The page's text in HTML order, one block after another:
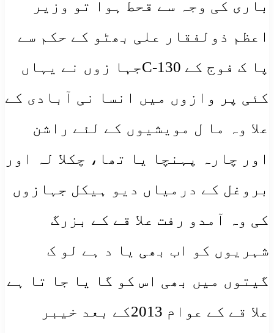
باری کی وجہ سے قحط ہوا تو وزیر
اعظم ذولفقار علی بھٹو کے حکم سے
پا ک فوج کے C-130جہا زوں نے یہاں
کئی پر وازوں میں انسا نی آبادی کے
علا وہ ما ل مویشیوں کے لئے راشن
اور چارہ پہنچا یا تھا، چکلا لہ اور
بروغل کے درمیاں دیو ہیکل جہازوں
کی وہ آمدو رفت علا قے کے بزرگ
شہریوں کو اب بھی یا د ہے لو ک
گیتوں میں بھی اس کو گا یا جا تا ہے
علا قے کے عوام 2013کے بعد خیبر